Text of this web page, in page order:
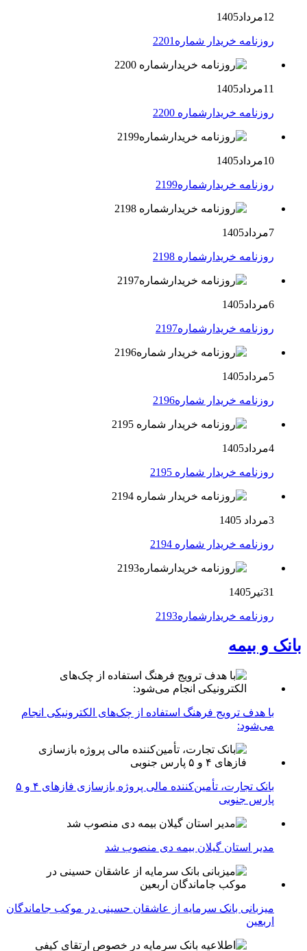
12مرداد1405
روزنامه خریدار شماره2201
11مرداد1405
روزنامه خریدارشماره 2200
10مرداد1405
روزنامه خریدارشماره2199
7مرداد1405
روزنامه خریدارشماره 2198
6مرداد1405
روزنامه خریدارشماره2197
5مرداد1405
روزنامه خریدار شماره2196
4مرداد1405
روزنامه خریدار شماره 2195
3مرداد 1405
روزنامه خریدار شماره 2194
31تیر1405
روزنامه خریدارشماره2193
بانک و بیمه
با هدف ترویج فرهنگ استفاده از چک‌های الکترونیکی انجام
می‌شود:
بانک تجارت، تأمین‌کننده مالی پروژه بازسازی فازهای ۴ و ۵
پارس جنوبی
مدیر استان گیلان بیمه دی منصوب شد
میزبانی بانک سرمایه از عاشقان حسینی در موکب جاماندگان
اربعین